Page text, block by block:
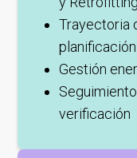
Trayectoria
Gestión
verificación